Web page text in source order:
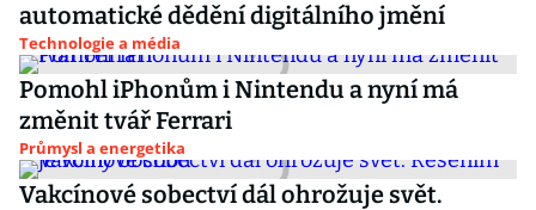
automatické dědění digitálního jmění
Technologie a média
Pomohl iPhonům i Nintendu a nyní má
změnit tvář Ferrari
Průmysl a energetika
Vakcínové sobectví dál ohrožuje svět.